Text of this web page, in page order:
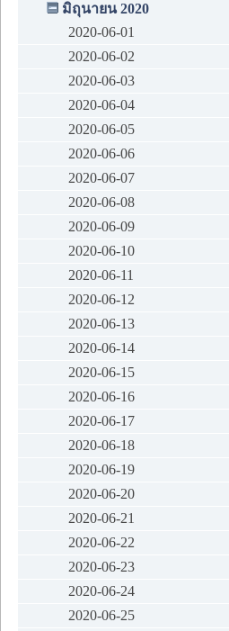
มิถุนายน 2020
2020-06-01
2020-06-02
2020-06-03
2020-06-04
2020-06-05
2020-06-06
2020-06-07
2020-06-08
2020-06-09
2020-06-10
2020-06-11
2020-06-12
2020-06-13
2020-06-14
2020-06-15
2020-06-16
2020-06-17
2020-06-18
2020-06-19
2020-06-20
2020-06-21
2020-06-22
2020-06-23
2020-06-24
2020-06-25